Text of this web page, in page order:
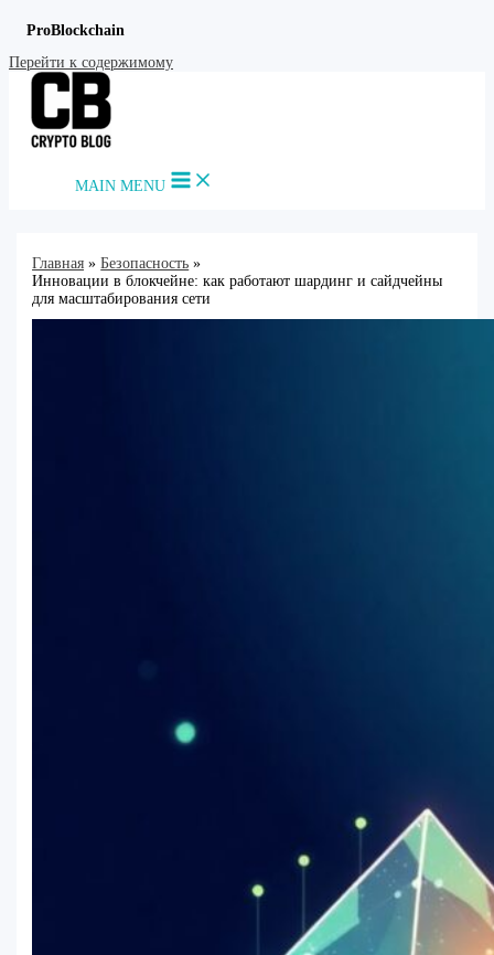
ProBlockchain
Перейти к содержимому
MAIN MENU
Главная
Безопасность
Инновации в блокчейне: как работают шардинг и сайдчейны
для масштабирования сети